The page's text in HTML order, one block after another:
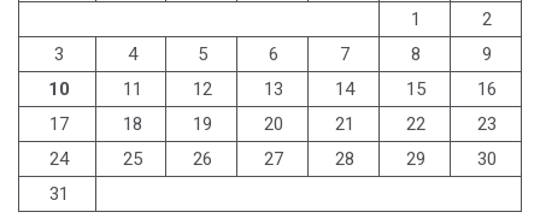
1
2
3
4 5 6 7 8
9
10
11 12 13 14 15
16
17
18 19 20 21 22
23
24
25 26 27 28 29
30
31